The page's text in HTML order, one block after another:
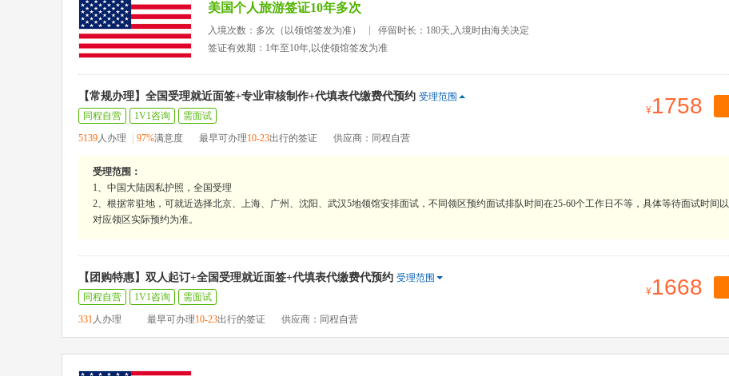
美国个人旅游签证10年多次
入境次数：多次（以领馆签发为准）
停留时长：180天,入境时由海关决定
签证有效期：1年至10年,以使领馆签发为准
【常规办理】全国受理就近面签+专业审核制作+代填表代缴费代预约 受理范围
同程自营
1V1咨询
需面试
5139人办理 97%满意度 最早可办理10-23出行的签证 供应商：同程自营
1758
受理范围：
1、中国大陆因私护照，全国受理
2、根据常驻地，可就近选择北京、上海、广州、沈阳、武汉5地领馆安排面试，不同领区预约面试排队时间在25-60个工作日不等，具体等待面试时间以
对应领区实际预约为准。
【团购特惠】双人起订+全国受理就近面签+代填表代缴费代预约 受理范围
同程自营
1V1咨询
需面试
331人办理 最早可办理10-23出行的签证 供应商：同程自营
1668